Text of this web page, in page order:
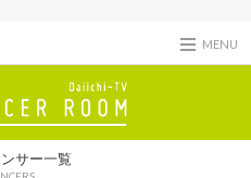
MENU
サー一覧